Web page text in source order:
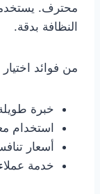
محترف.
النظافة بدقة.
من فوائد
خبرة
استخدام
أسعار
خدمة